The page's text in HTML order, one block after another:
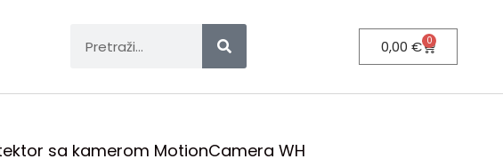
0,00€ 0
sa kamerom MotionCamera WH